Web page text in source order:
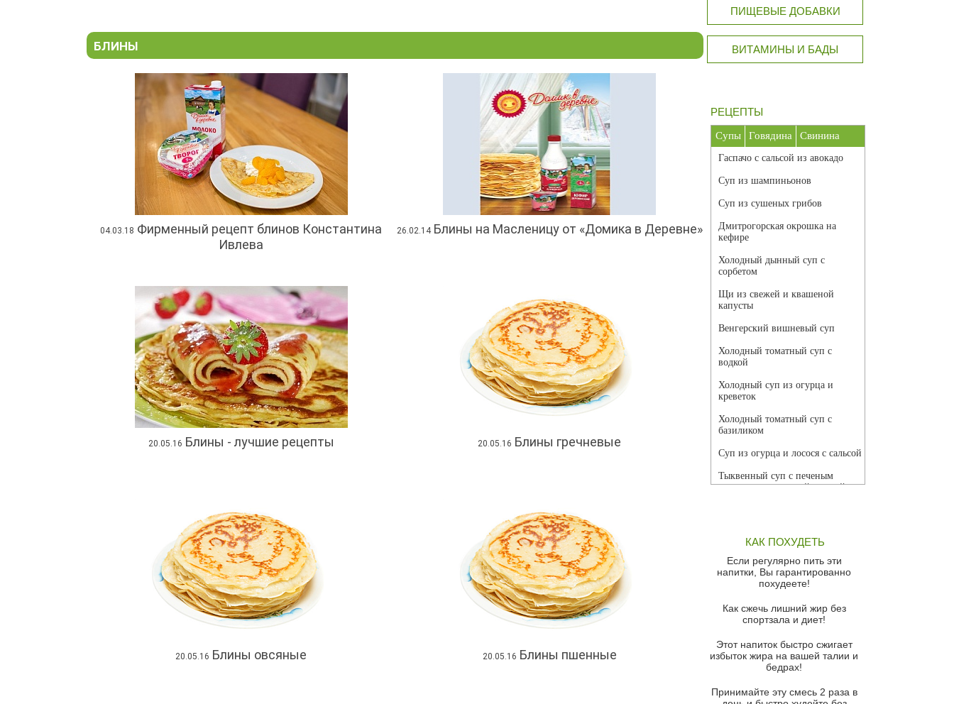
БЛИНЫ
04.03.18 Фирменный рецепт блинов Константина
Ивлева
26.02.14Блины на Масленицу от «Домика в Деревне»
20.05.16 Блины - лучшие рецепты 20.05.16 Блины гречневые
20.05.16 Блины овсяные 20.05.16 Блины пшенные
ПИЩЕВЫЕ ДОБАВКИ
ВИТАМИНЫ И БАДЫ
РЕЦЕПТЫ
Супы Говядина Свинина
Гаспачо с сальсой из авокадо
Суп из шампиньонов
Суп из сушеных грибов
Дмитрогорская окрошка на
кефире
Холодный дынный суп с
сорбетом
Щи из свежей и квашеной
капусты
Венгерский вишневый суп
Холодный томатный суп с
водкой
Холодный суп из огурца и
креветок
Холодный томатный суп с
базиликом
Суп из огурца и лосося с сальсой
Тыквенный суп с печеным
чесноком и томатной сальсой
красного перца
Парижский луковый суп
Суп из спаржи и горошка с
Суп-крем из цветной капусты
Французский луковый суп
Суп из баклажанов с моцареллой
КАК ПОХУДЕТЬ
Если регулярно пить эти
напитки, Вы гарантированно
похудеете!
Как сжечь лишний жир без
спортзала и диет!
Этот напиток быстро сжигает
избыток жира на вашей талии и
бедрах!
Принимайте эту смесь 2 раза в